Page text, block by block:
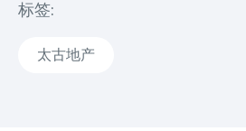
标签:
太古地产